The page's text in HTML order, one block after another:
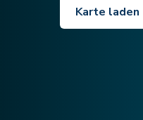
Karte laden